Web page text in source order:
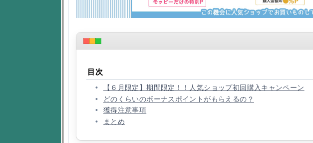
目次
【６月限定】期間限定！！人気ショップ初回購入キャンペーン
どのくらいのボーナスポイントがもらえるの？
獲得注意事項
まとめ